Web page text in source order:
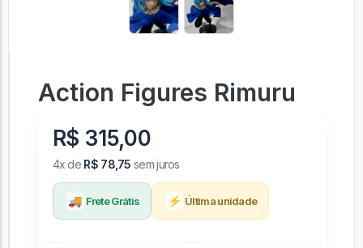
Action Figures Rimuru
R$ 315,00
4x de R$ 78,75 sem juros
🚚 Frete Grátis ⚡ Última unidade